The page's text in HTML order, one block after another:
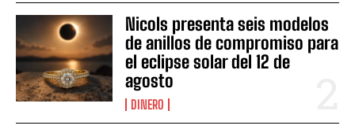
Nicols presenta seis modelos
de anillos de compromiso para
el eclipse solar del 12 de
agosto
DINERO